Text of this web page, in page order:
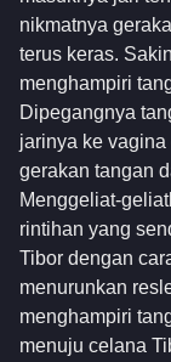
nikmatnya
terus keras.
menghampiri
Dipegangnya
jarinya ke
gerakan tangan
Menggeliat-
rintihan yang
Tibor dengan
menurunkan
menghampiri
menuju celana